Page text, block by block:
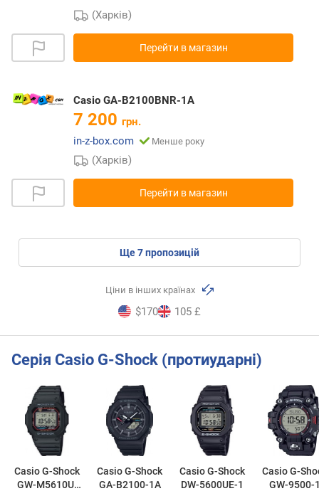
(Харків)
Перейти в магазин
Casio GA-B2100BNR-1A
7 200 грн.
in-z-box.com
Менше року
(Харків)
Перейти в магазин
ще7пропозицій
Ціни в інших країнах
$170 105 £
Серія Casio G-Shock (протиударні)
Casio G-Shock
GW-M5610U-
Casio G-Shock
GA-B2100-1A
Casio G-Shock
DW-5600UE-1
Casio G-
GW-9500-